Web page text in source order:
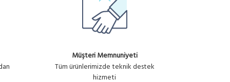
Müşteri Memnuniyeti
Tüm ürünlerimizde teknik destek
hizmeti